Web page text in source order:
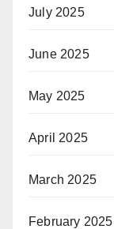
July 2025
June 2025
May 2025
April 2025
March 2025
February 2025